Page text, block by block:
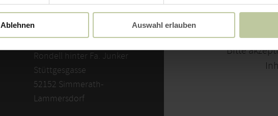
Ablehnen Auswahl erlauben
KONTAKT
Rondell hinter Fa. Junker
Stüttgesgasse
52152 Simmerath-
Lammersdorf
Bitte